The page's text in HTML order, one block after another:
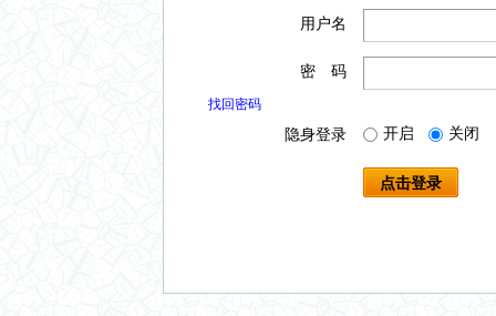
用户名
密 码
找回密码
隐身登录 开启 关闭
点击登录